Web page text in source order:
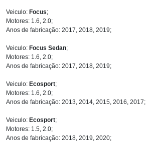
Veiculo: Focus;
Motores: 1.6, 2.0;
Anos de fabricação: 2017, 2018, 2019;
Veiculo: Focus Sedan;
Motores: 1.6, 2.0;
Anos de fabricação: 2017, 2018, 2019;
Veiculo: Ecosport;
Motores: 1.6, 2.0;
Anos de fabricação: 2013, 2014, 2015, 2016, 2017;
Veiculo: Ecosport;
Motores: 1.5, 2.0;
Anos de fabricação: 2018, 2019, 2020;